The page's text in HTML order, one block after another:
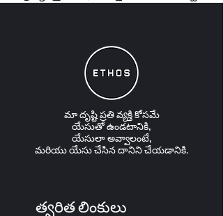
మా దృష్టి ప్రతి వ్యక్తి కోసమే
యేసుతో ఉండటానికి,
యేసులా అవ్వాలంటే,
మరియు యేసు చేసిన దానిని చేయడానికి.
త్వరిత లింకులు